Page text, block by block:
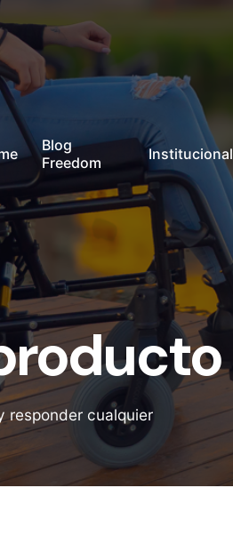
Blog
Freedom
Institucional
responder cualquier